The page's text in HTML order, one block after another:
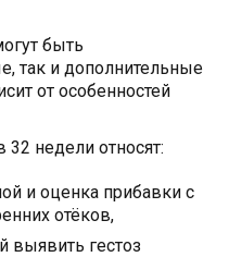
быть
так и дополнительные
от особенностей
недели относят:
и оценка прибавки с
отёков,
выявить гестоз